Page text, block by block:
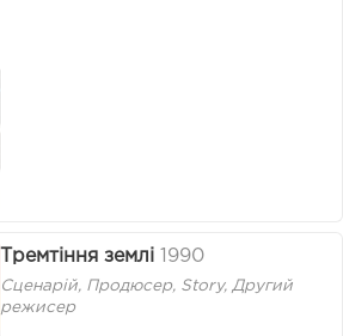
Тремтіння землі 1990
Сценарій, Продюсер, Story, Другий
режисер